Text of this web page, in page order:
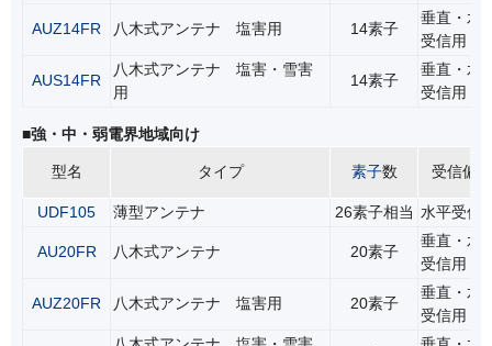
AUZ14FR 八木式アンテナ 塩害用 14素子
垂直・水
受信用
AUS14FR
八木式アンテナ 塩害・雪害
用
14素子
垂直・水
受信用
■強・中・弱電界地域向け
型名 タイプ 素子数 受信偏波
UDF105 薄型アンテナ 26素子相当 水平受信
AU20FR 八木式アンテナ 20素子
垂直・水
受信用
AUZ20FR 八木式アンテナ 塩害用 20素子
垂直・水
受信用